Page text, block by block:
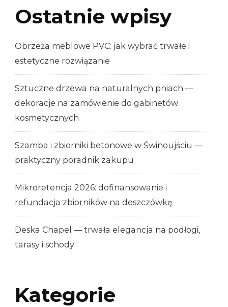
Ostatnie wpisy
Obrzeża meblowe PVC: jak wybrać trwałe i
estetyczne rozwiązanie
Sztuczne drzewa na naturalnych pniach —
dekoracje na zamówienie do gabinetów
kosmetycznych
Szamba i zbiorniki betonowe w Świnoujściu —
praktyczny poradnik zakupu
Mikroretencja 2026: dofinansowanie i
refundacja zbiorników na deszczówkę
Deska Chapel — trwała elegancja na podłogi,
tarasy i schody
Kategorie